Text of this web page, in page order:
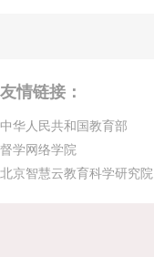
友情链接：
中华人民共和国教育部
督学网络学院
北京智慧云教育科学研究院